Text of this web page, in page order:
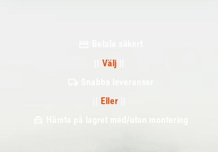
Välj
Eller
Hämta på lagret med/utan montering